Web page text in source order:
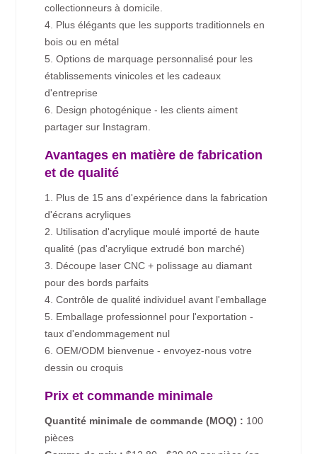
collectionneurs à domicile.
4. Plus élégants que les supports traditionnels en
bois ou en métal
5. Options de marquage personnalisé pour les
établissements vinicoles et les cadeaux
d'entreprise
6. Design photogénique - les clients aiment
partager sur Instagram.
Avantages en matière de fabrication
et de qualité
1. Plus de 15 ans d'expérience dans la fabrication
d'écrans acryliques
2. Utilisation d'acrylique moulé importé de haute
qualité (pas d'acrylique extrudé bon marché)
3. Découpe laser CNC + polissage au diamant
pour des bords parfaits
4. Contrôle de qualité individuel avant l'emballage
5. Emballage professionnel pour l'exportation -
taux d'endommagement nul
6. OEM/ODM bienvenue - envoyez-nous votre
dessin ou croquis
Prix et commande minimale
Quantité minimale de commande (MOQ) : 100
pièces